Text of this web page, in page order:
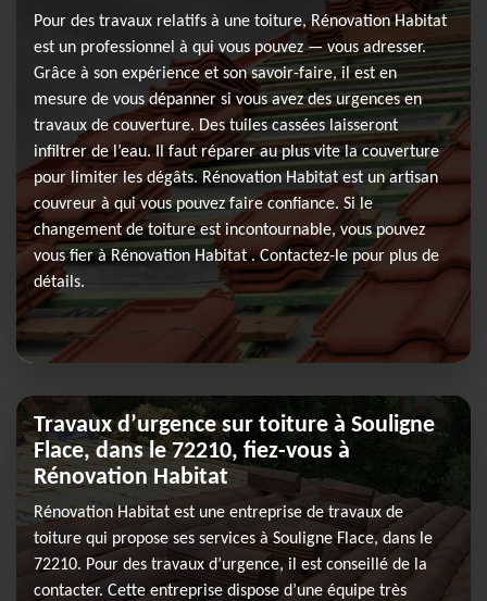
Pour des travaux relatifs à une toiture, Rénovation Habitat
est un professionnel à qui vous pouvez — vous adresser.
Grâce à son expérience et son savoir-faire, il est en
mesure de vous dépanner si vous avez des urgences en
travaux de couverture. Des tuiles cassées laisseront
infiltrer de l’eau. Il faut réparer au plus vite la couverture
pour limiter les dégâts. Rénovation Habitat est un artisan
couvreur à qui vous pouvez faire confiance. Si le
changement de toiture est incontournable, vous pouvez
vous fier à Rénovation Habitat . Contactez-le pour plus de
détails.
Travaux d’urgence sur toiture à Souligne
Flace, dans le 72210, fiez-vous à
Rénovation Habitat
Rénovation Habitat est une entreprise de travaux de
toiture qui propose ses services à Souligne Flace, dans le
72210. Pour des travaux d’urgence, il est conseillé de la
contacter. Cette entreprise dispose d’une équipe très